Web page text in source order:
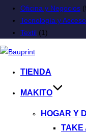
Oficina y Negocios
Tecnología y
Textil (1)
TIENDA
MAKITO
HOGAR Y
TAKE